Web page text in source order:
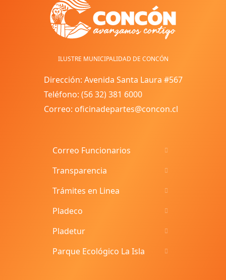
ILUSTRE MUNICIPALIDAD DE CONCÓN
Dirección: Avenida Santa Laura #567
Teléfono: (56 32) 381 6000
Correo: oficinadepartes@concon.cl
Correo Funcionarios
Transparencia
Trámites en Linea
Pladeco
Pladetur
Parque Ecológico La Isla